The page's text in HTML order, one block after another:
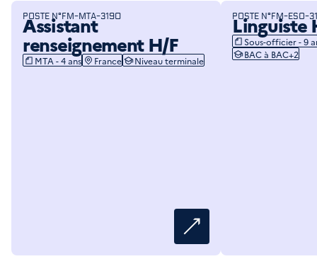
Assistant
renseignement H/F
POSTE N°FM-MTA-3190
app.job.tags.role:
MTA - 4 ansapp.job.tags.location:
Franceapp.job.tags.level_study:
Niveau terminale
Linguiste
POSTE N°FM-ESO-
app.job.tags.role:
Sous-officier - 9
BAC à BAC+2